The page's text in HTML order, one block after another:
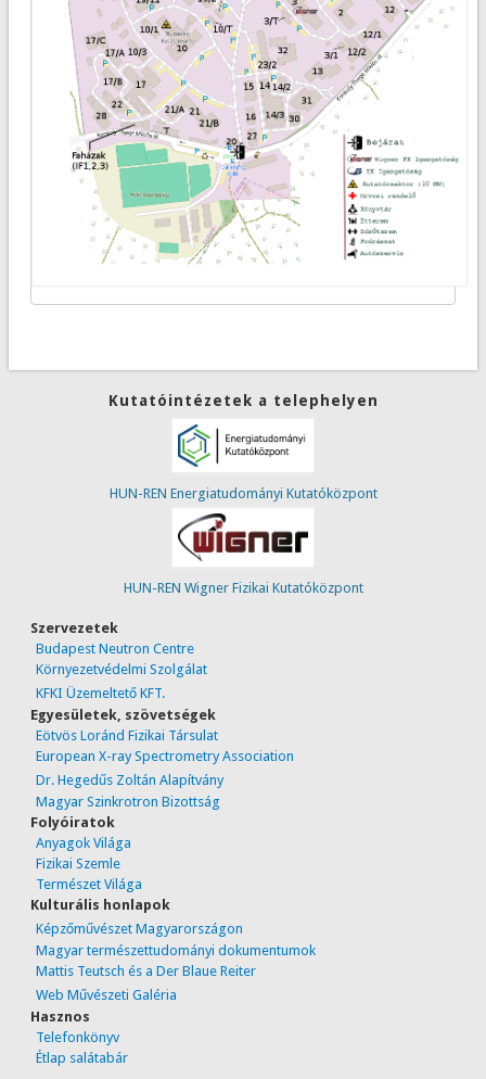
Kutatóintézetek a telephelyen
HUN-REN Energiatudományi Kutatóközpont
HUN-REN Wigner Fizikai Kutatóközpont
Szervezetek
Budapest Neutron Centre
Környezetvédelmi Szolgálat
KFKI Üzemeltető KFT.
Egyesületek, szövetségek
Eötvös Loránd Fizikai Társulat
European X-ray Spectrometry Association
Dr. Hegedűs Zoltán Alapítvány
Magyar Szinkrotron Bizottság
Folyóiratok
Anyagok Világa
Fizikai Szemle
Természet Világa
Kulturális honlapok
Képzőművészet Magyarországon
Magyar természettudományi dokumentumok
Mattis Teutsch és a Der Blaue Reiter
Web Művészeti Galéria
Hasznos
Telefonkönyv
Étlap salátabár